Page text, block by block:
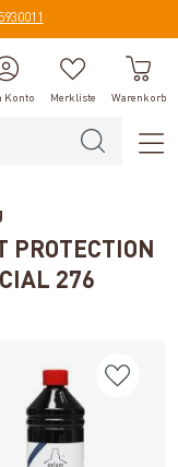
Konto Merkliste Warenkorb
PROTECTION
276